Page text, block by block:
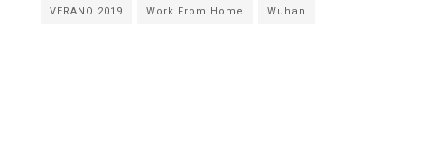
VERANO 2019
Work From Home Wuhan